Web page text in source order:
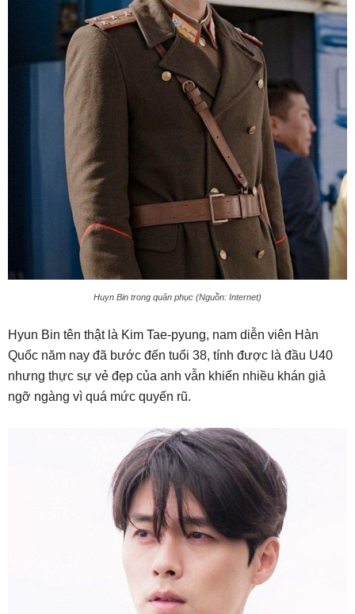
Huyn Bin trong quân phục (Nguồn: Internet)
Hyun Bin tên thật là Kim Tae-pyung, nam diễn viên Hàn
Quốc năm nay đã bước đến tuổi 38, tính được là đầu U40
nhưng thực sự vẻ đẹp của anh vẫn khiến nhiều khán giả
ngỡ ngàng vì quá mức quyến rũ.